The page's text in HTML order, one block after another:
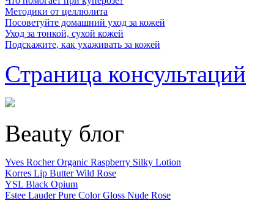
Методики от целлюлита
Посоветуйте домашний уход за кожей
Уход за тонкой, сухой кожей
Подскажите, как ухаживать за кожей
Страница консультаций
Beauty блог
Yves Rocher Organic Raspberry Silky Lotion
Korres Lip Butter Wild Rose
YSL Black Opium
Estee Lauder Pure Color Gloss Nude Rose